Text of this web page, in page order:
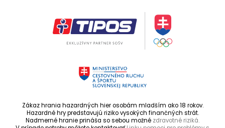
Zákaz hrania hazardných hier osobám mladším ako 18 rokov.
Hazardné hry predstavujú riziko vysokých finančných strát.
Nadmerné hranie prináša so sebou možné zdravotné riziká.